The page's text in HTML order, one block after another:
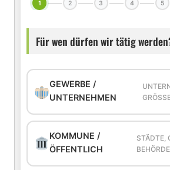
1 2 3 4 5
Für wen dürfen wir tätig
GEWERBE /
UNTERNEHMEN
GRÖSSE
KOMMUNE /
ÖFFENTLICH
STÄDTE,